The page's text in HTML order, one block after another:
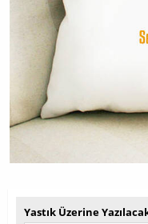
Yastık Üzerine